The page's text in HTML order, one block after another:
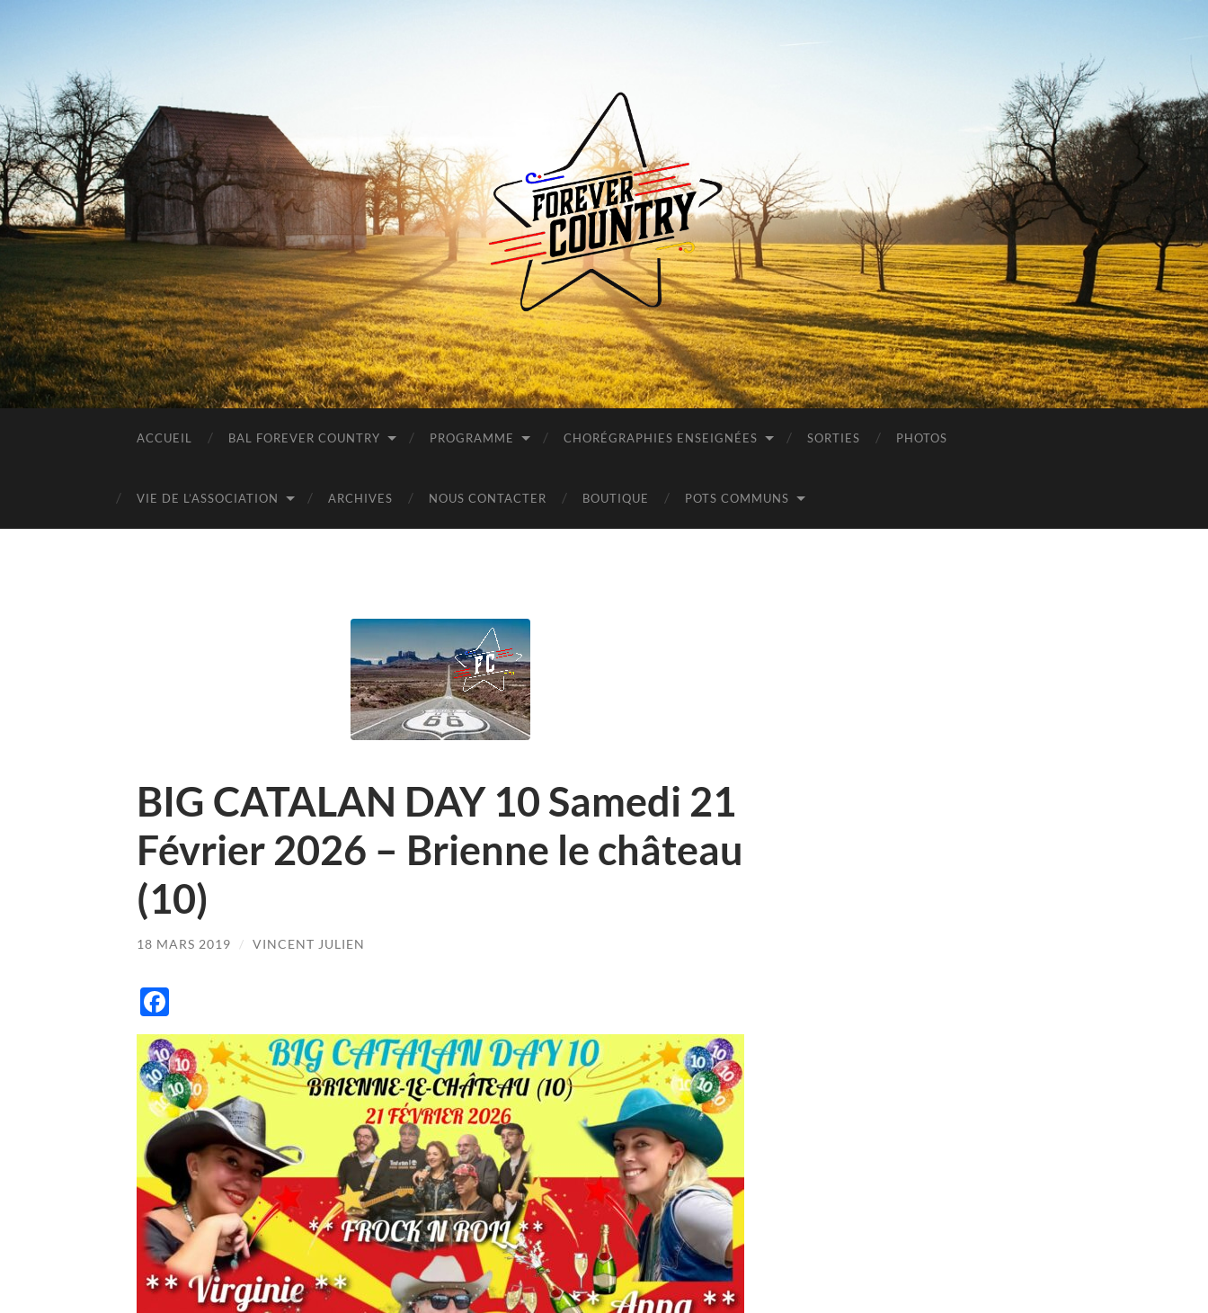
Forever
Country
ACCUEIL BAL FOREVER COUNTRY PROGRAMME CHORÉGRAPHIES ENSEIGNÉES SORTIES PHOTOS
VIE DE L’ASSOCIATION ARCHIVES NOUS CONTACTER BOUTIQUE POTS COMMUNS
BIG CATALAN DAY 10 Samedi 21
Février 2026 – Brienne le château
(10)
18 MARS 2019 / VINCENT JULIEN